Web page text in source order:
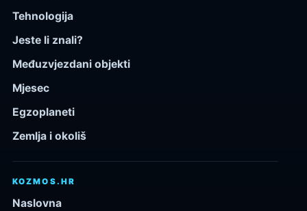
Tehnologija
Jeste li znali?
Međuzvjezdani objekti
Mjesec
Egzoplaneti
Zemlja i okoliš
KOZMOS.HR
Naslovna